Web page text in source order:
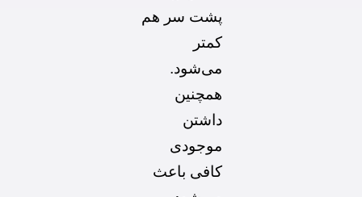
پشت سر هم
کمتر
می‌شود.
همچنین
داشتن
موجودی
کافی باعث